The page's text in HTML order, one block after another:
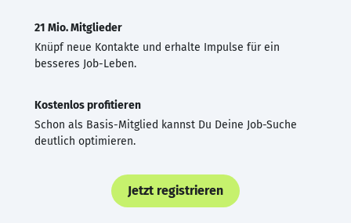
21 Mio. Mitglieder
Knüpf neue Kontakte und erhalte Impulse für ein
besseres Job-Leben.
Kostenlos profitieren
Schon als Basis-Mitglied kannst Du Deine Job-Suche
deutlich optimieren.
Jetzt registrieren